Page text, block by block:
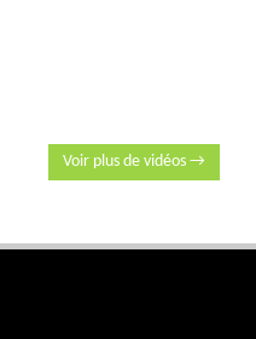
Voir plus de vidéos →